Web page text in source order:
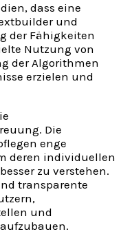
dass eine
und
der Fähigkeiten
Nutzung von
der Algorithmen
erzielen und
Die
enge
deren individuellen
zu verstehen.
transparente
und